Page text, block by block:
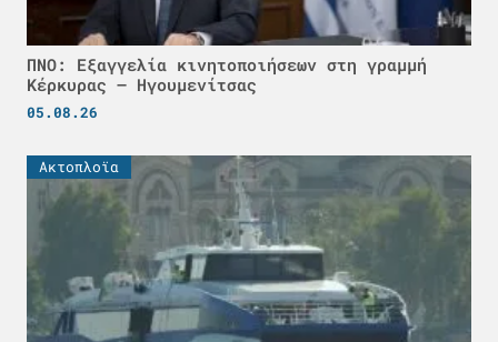
ΠΝΟ: Εξαγγελία κινητοποιήσεων στη γραμμή
Κέρκυρας – Ηγουμενίτσας
05.08.26
Ακτοπλοϊα